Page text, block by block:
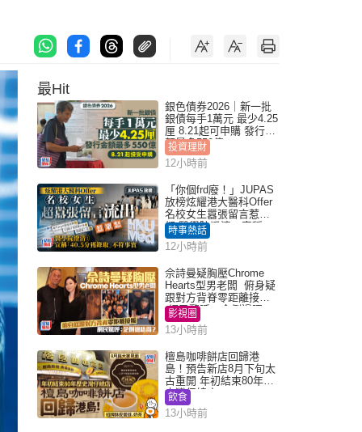
最Hit
銀色債券2026｜新一批
銀債每手1萬元 最少4.25
厘 8.21起可申購 發行金
額最多550億
投資理財
12小時前
「你個frd廢！」JUPAS
放榜炫耀港大醫科Offer
名校女生囂張留言惹眾
怒 醫學院澄清：宣稱
「40.5分獲錄取」不符事
實｜Juicy叮
時事熱話
12小時前
佘詩曼疑胸壓Chrome
Hearts型男老闆 俯身疑
跟對方背脊零距離接觸
網民驚呼：企側邊唔
得？
影視圈
13小時前
檀島咖啡餅店回歸港
島！預告新店8月下旬太
古重開 年初結束80年歷
史灣仔總店
飲食
13小時前